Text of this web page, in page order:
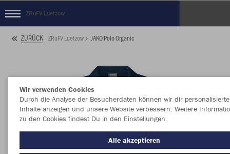
ZRuFV Luetzow
ZURÜCK ZRuFV Luetzow JAKO Polo Organic
Wir verwenden Cookies
Durch die Analyse der Besucherdaten können wir dir personalisierte
Inhalte anzeigen und unsere Website verbessern. Weitere
zu den Cookies findest Du in den Einstellungen.
Alle akzeptieren